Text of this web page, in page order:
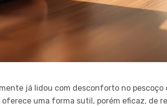
já lidou com desconforto no
uma forma sutil, porém eficaz, de